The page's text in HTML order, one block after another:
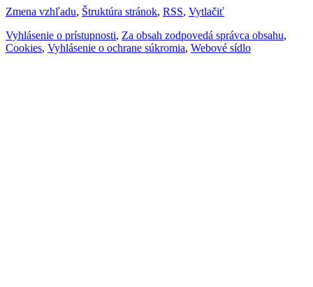
Zmena vzhľadu, Štruktúra stránok, RSS, Vytlačiť
Vyhlásenie o prístupnosti, Za obsah zodpovedá správca obsahu,
Cookies, Vyhlásenie o ochrane súkromia, Webové sídlo